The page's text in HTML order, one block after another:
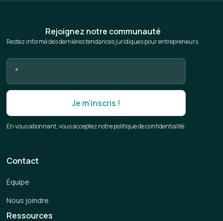
Rejoignez notre communauté
Restez informé des dernières tendances juridiques pour entrepreneurs.
En vous abonnant, vous acceptez notre politique de confidentialité.
Ressources
Contact
Équipe
Nous joindre